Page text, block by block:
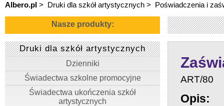
Albero.pl > Druki dla szkół artystycznych > Poświadczenia i
Nasze produkty:
Druki dla szkół artystycznych
Dzienniki
Świadectwa szkolne promocyjne
Świadectwa ukończenia szkół
artystycznych
ART/80
Opis: